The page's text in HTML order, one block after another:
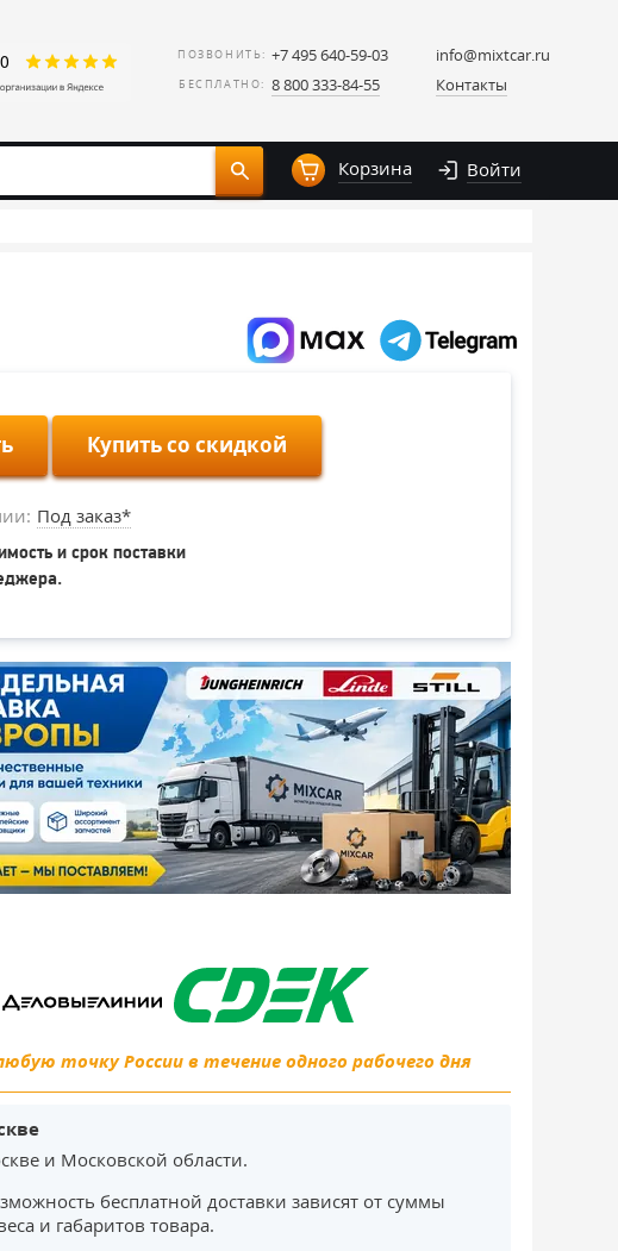
ПОЗВОНИТЬ: +7 495 640-59-03
БЕСПЛАТНО: 8 800 333-84-55
info@mixtcar.ru
Контакты
Корзина Войти
Купить со скидкой
Под заказ*
и срок поставки
точку России в течение одного рабочего дня
и Московской области.
бесплатной доставки зависят от суммы
и габаритов товара.